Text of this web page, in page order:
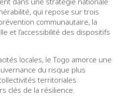
qui repose sur trois
communautaire, la
et l’accessibilité des dispositifs
locales, le Togo amorce une
du risque plus
territoriales
clés de la résilience.